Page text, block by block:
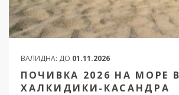
ВАЛИДНА: ДО 01.11.2026
ПОЧИВКА 2026 НА МОРЕ В
ХАЛКИДИКИ-КАСАНДРА